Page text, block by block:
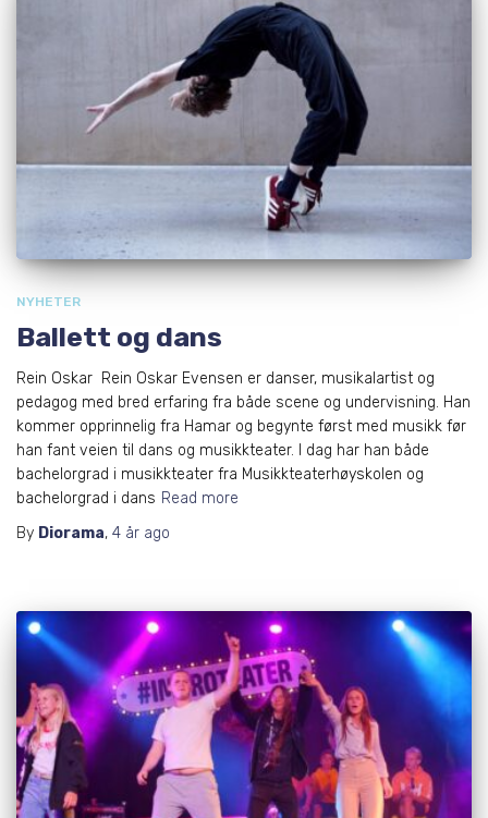
NYHETER
Ballett og dans
Rein Oskar Rein Oskar Evensen er danser, musikalartist og
pedagog med bred erfaring fra både scene og undervisning. Han
kommer opprinnelig fra Hamar og begynte først med musikk før
han fant veien til dans og musikkteater. I dag har han både
bachelorgrad i musikkteater fra Musikkteaterhøyskolen og
bachelorgrad i dans Read more
By Diorama, 4 år ago